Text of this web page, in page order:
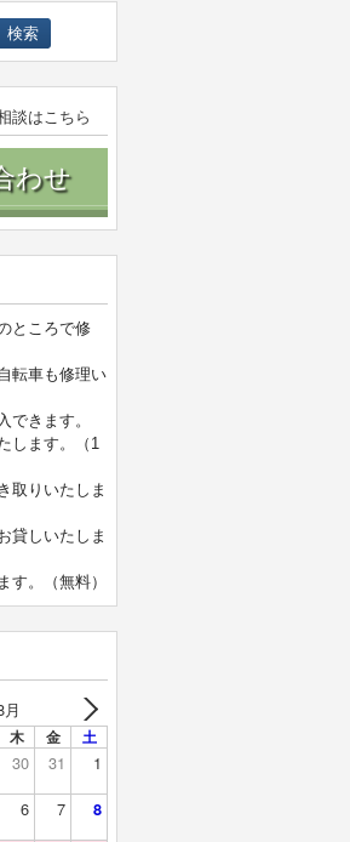
談はこちら
わせ
ところで修
転車も修理い
きます。
します。（1
取りいたしま
貸しいたしま
。（無料）
木 金 土
30 31
1
6 7 8